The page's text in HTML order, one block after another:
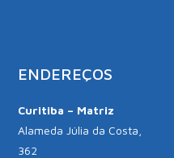
ENDEREÇOS
Curitiba – Matriz
Alameda Júlia da Costa,
362